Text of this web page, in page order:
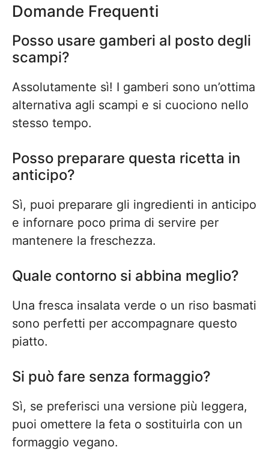
Domande Frequenti
Posso usare gamberi al posto degli
scampi?
Assolutamente sì! I gamberi sono un’ottima
alternativa agli scampi e si cuociono nello
stesso tempo.
Posso preparare questa ricetta in
anticipo?
Sì, puoi preparare gli ingredienti in anticipo
e infornare poco prima di servire per
mantenere la freschezza.
Quale contorno si abbina meglio?
Una fresca insalata verde o un riso basmati
sono perfetti per accompagnare questo
piatto.
Si può fare senza formaggio?
Sì, se preferisci una versione più leggera,
puoi omettere la feta o sostituirla con un
formaggio vegano.